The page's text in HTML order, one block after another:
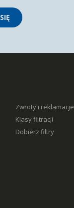
Zwroty i reklamacje
Klasy filtracji
Dobierz filtry